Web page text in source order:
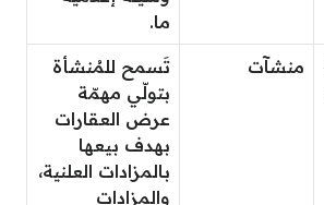
ما.
منشآت
تَسمح للمُنشأة
بتولّي مهمّة
عرض العقارات
بهدف بيعها
بالمزادات العلنية،
والمزادات